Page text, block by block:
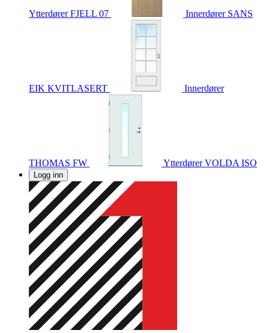
YtterdørerFJELL 07 Innerdører SANS
EIK KVITLASERT Innerdører
THOMAS FW YtterdørerVOLDA ISO
Logg inn